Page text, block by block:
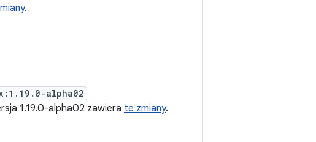
.
alpha02
1.19.0-alpha02 zawiera te zmiany.